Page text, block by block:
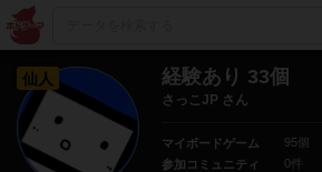
仙人 経験あり 33個
さっこJP さん
マイボードゲーム
95個
参加コミュニティ
0件